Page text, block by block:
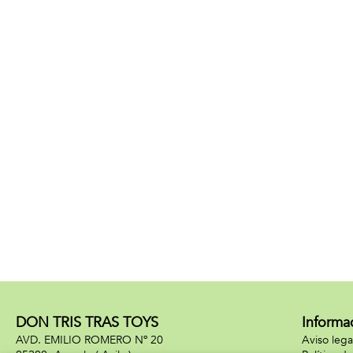
DON TRIS TRAS TOYS
AVD. EMILIO ROMERO Nº 20
Aviso